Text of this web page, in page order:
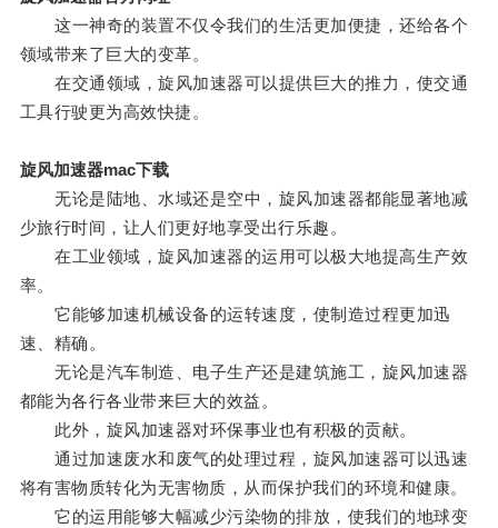
这一神奇的装置不仅令我们的生活更加便捷，还给各个
领域带来了巨大的变革。
在交通领域，旋风加速器可以提供巨大的推力，使交通
工具行驶更为高效快捷。
旋风加速器mac下载
无论是陆地、水域还是空中，旋风加速器都能显著地减
少旅行时间，让人们更好地享受出行乐趣。
在工业领域，旋风加速器的运用可以极大地提高生产效
率。
它能够加速机械设备的运转速度，使制造过程更加迅
速、精确。
无论是汽车制造、电子生产还是建筑施工，旋风加速器
都能为各行各业带来巨大的效益。
此外，旋风加速器对环保事业也有积极的贡献。
通过加速废水和废气的处理过程，旋风加速器可以迅速
将有害物质转化为无害物质，从而保护我们的环境和健康。
它的运用能够大幅减少污染物的排放，使我们的地球变